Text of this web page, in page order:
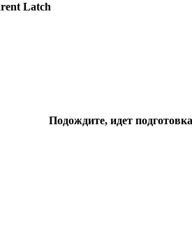
Latch
Подождите, идет